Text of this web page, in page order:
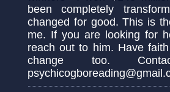
been completely
changed for good. This is
me. If you are looking for
reach out to him. Have
change too.